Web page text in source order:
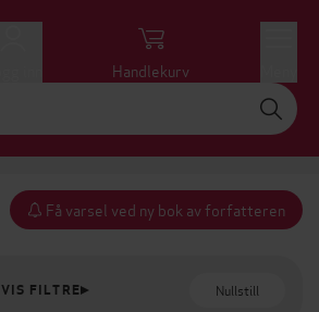
Handlekurv
Få varsel ved ny bok av forfatteren
VIS FILTRE Nullstill